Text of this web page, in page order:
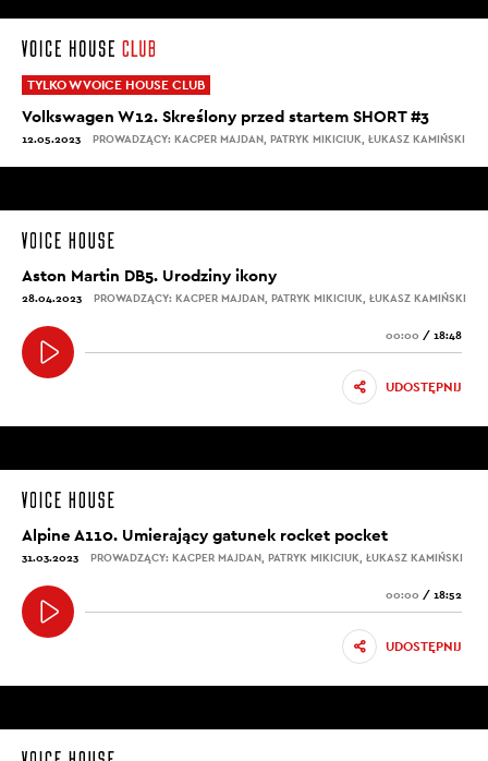
TYLKO W VOICE HOUSE CLUB
Volkswagen W12. Skreślony przed startem SHORT #3
12.05.2023 PROWADZĄCY: KACPER MAJDAN, PATRYK MIKICIUK, ŁUKASZ KAMIŃSKI
Aston Martin DB5. Urodziny ikony
28.04.2023 PROWADZĄCY: KACPER MAJDAN, PATRYK MIKICIUK, ŁUKASZ KAMIŃSKI
00:00 / 18:48
UDOSTĘPNIJ
Alpine A110. Umierający gatunek rocket pocket
31.03.2023 PROWADZĄCY: KACPER MAJDAN, PATRYK MIKICIUK, ŁUKASZ KAMIŃSKI
00:00 / 18:52
UDOSTĘPNIJ